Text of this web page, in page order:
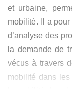
et urbaine,
mobilité. Il a
d’analyse des
la demande de
vécus à travers
mobilité dans